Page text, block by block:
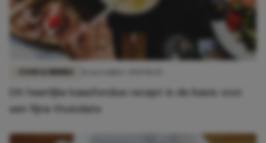
Dit heerlijke kaasfondue recept is de basis voor
een fijne thuisdate